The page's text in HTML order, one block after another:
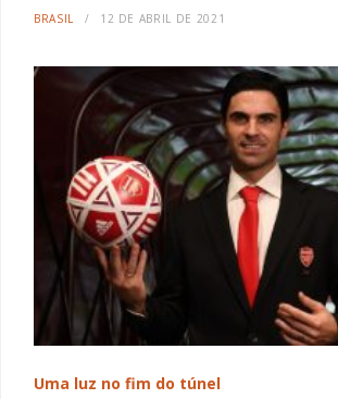
BRASIL 12 DE ABRIL DE 2021
Uma luz no fim do túnel